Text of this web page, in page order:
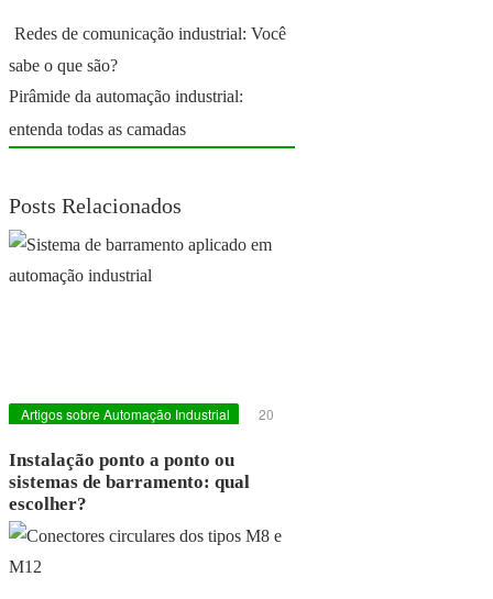
Redes de comunicação industrial: Você
sabe o que são?
Pirâmide da automação industrial:
entenda todas as camadas
Posts Relacionados
Artigos sobre Automação Industrial
20
Instalação ponto a ponto ou
sistemas de barramento: qual
escolher?